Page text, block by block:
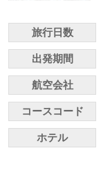
旅行日数
出発期間
航空会社
コースコード
ホテル